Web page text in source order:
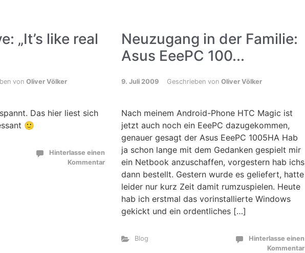
„It’s like real
von Oliver Völker
Das hier liest sich
🙂
Hinterlasse einen
Kommentar
Neuzugang in der Familie:
Asus EeePC 100...
9. Juli 2009 Geschrieben von Oliver Völker
Nach meinem Android-Phone HTC Magic ist
jetzt auch noch ein EeePC dazugekommen,
genauer gesagt der Asus EeePC 1005HA Hab
ja schon lange mit dem Gedanken gespielt mir
ein Netbook anzuschaffen, vorgestern hab ichs
dann bestellt. Gestern wurde es geliefert, hatte
leider nur kurz Zeit damit rumzuspielen. Heute
hab ich erstmal das vorinstallierte Windows
gekickt und ein ordentliches […]
Blog
Hinterlasse einen
Kommentar